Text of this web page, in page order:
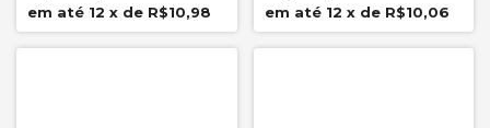
12 x de R$10,98 12 x de R$10,06